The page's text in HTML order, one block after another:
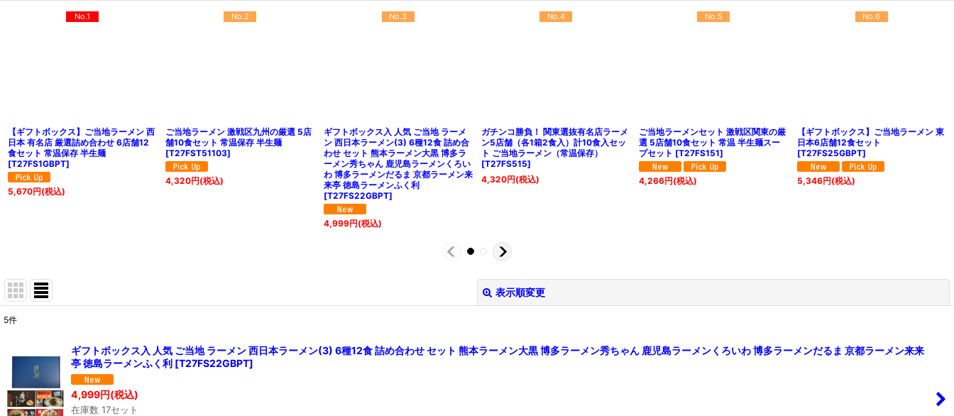
No.1
【ギフトボックス】ご当地ラーメン 西
日本 有名店 厳選詰め合わせ 6店舗12
食セット 常温保存 半生麺
[T27FS1GBPT]
5,670円(税込)
No.2
ご当地ラーメン 激戦区九州の厳選 5店
舗10食セット 常温保存 半生麺
[T27FST51103]
4,320円(税込)
No.3
ギフトボックス入 人気 ご当地 ラーメ
ン 西日本ラーメン(3) 6種12食 詰め合
わせ セット 熊本ラーメン大黒 博多ラ
ーメン秀ちゃん 鹿児島ラーメンくろい
わ 博多ラーメンだるま 京都ラーメン来
来亭 徳島ラーメンふく利
[T27FS22GBPT]
4,999円(税込)
No.4
ガチンコ勝負！ 関東選抜有名店ラーメ
ン5店舗（各1箱2食入）計10食入セッ
ト ご当地ラーメン（常温保存）
[T27FS515]
4,320円(税込)
No.5
ご当地ラーメンセット 激戦区関東の厳
選 5店舗10食セット 常温 半生麺スー
プセット [T27FS151]
4,266円(税込)
No.6
【ギフトボックス】ご当地ラーメン 東
日本6店舗12食セット
[T27FS25GBPT]
5,346円(税込)
表示順変更
在庫あり
並び順:
5件
ギフトボックス入 人気 ご当地 ラーメン 西日本ラーメン(3) 6種12食 詰め合わせ セット 熊本ラーメン大黒 博多ラーメン秀ちゃん 鹿児島ラーメンくろいわ 博多ラーメンだるま 京都ラーメン来来
亭 徳島ラーメンふく利 [T27FS22GBPT]
4,999円(税込)
在庫数 17セット